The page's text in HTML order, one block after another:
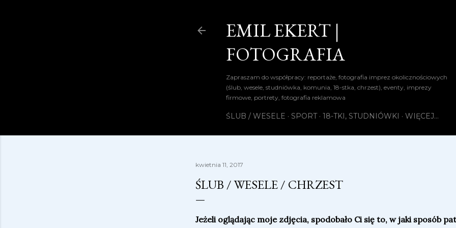
EMIL EKERT |
FOTOGRAFIA
Zapraszam do współpracy: reportaże, fotografia imprez okolicznościowych
(ślub, wesele, studniówka, komunia, 18-stka, chrzest), eventy, imprezy
firmowe, portrety, fotografia reklamowa
ŚLUB / WESELE SPORT 18-TKI, STUDNIÓWKI WIĘCEJ…
kwietnia 11, 2017
ŚLUB / WESELE / CHRZEST
Jeżeli oglądając moje zdjęcia, spodobało Ci się to, w jaki sposób